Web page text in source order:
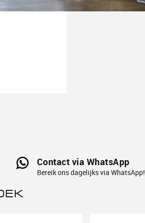
Contact via WhatsApp
Bereik ons dagelijks via WhatsApp!